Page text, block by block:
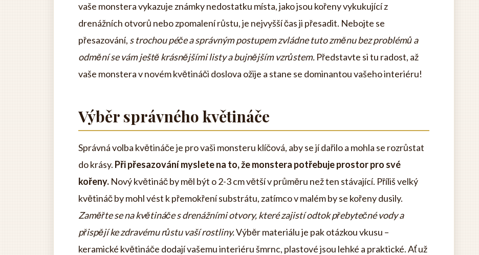
vaše monstera vykazuje známky nedostatku místa, jako jsou kořeny vykukující z
drenážních otvorů nebo zpomalení růstu, je nejvyšší čas ji přesadit. Nebojte se
přesazování, s trochou péče a správným postupem zvládne tuto změnu bez problémů a
odmění se vám ještě krásnějšími listy a bujnějším vzrůstem. Představte si tu radost, až
vaše monstera v novém květináči doslova ožije a stane se dominantou vašeho interiéru!
Výběr správného květináče
Správná volba květináče je pro vaši monsteru klíčová, aby se jí dařilo a mohla se rozrůstat
do krásy. Při přesazování myslete na to, že monstera potřebuje prostor pro své
kořeny. Nový květináč by měl být o 2-3 cm větší v průměru než ten stávající. Příliš velký
květináč by mohl vést k přemokření substrátu, zatímco v malém by se kořeny dusily.
Zaměřte se na květináče s drenážními otvory, které zajistí odtok přebytečné vody a
přispějí ke zdravému růstu vaší rostliny.Výběr materiálu je pak otázkou vkusu –
keramické květináče dodají vašemu interiéru šmrnc, plastové jsou lehké a praktické. Ať už